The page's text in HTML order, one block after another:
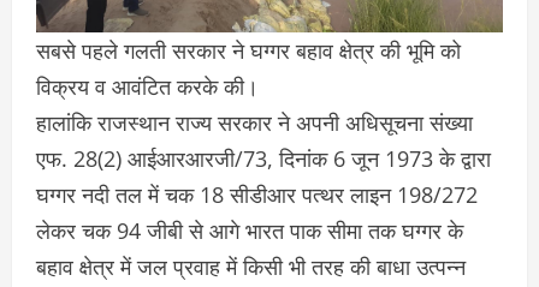
सबसे पहले गलती सरकार ने घग्गर बहाव क्षेत्र की भूमि को
विक्रय व आवंटित करके की।
हालांकि राजस्थान राज्य सरकार ने अपनी अधिसूचना संख्या
एफ. 28(2) आईआरआरजी/73, दिनांक 6 जून 1973 के द्वारा
घग्गर नदी तल में चक 18 सीडीआर पत्थर लाइन 198/272
लेकर चक 94 जीबी से आगे भारत पाक सीमा तक घग्गर के
बहाव क्षेत्र में जल प्रवाह में किसी भी तरह की बाधा उत्पन्न